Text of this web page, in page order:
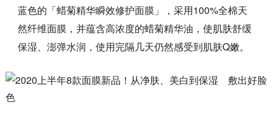
蓝色的「蜡菊精华瞬效修护面膜」，采用100%全棉天
然纤维面膜，并蕴含高浓度的蜡菊精华油，使肌肤舒缓
保湿、澎弹水润，使用完隔几天仍然感受到肌肤Q嫩。